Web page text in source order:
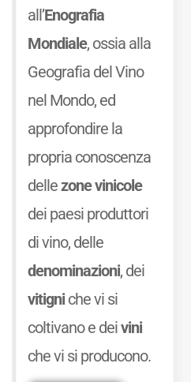
all’Enografia
Mondiale, ossia alla
Geografia del Vino
nel Mondo, ed
approfondire la
propria conoscenza
dellezone vinicole
dei paesi produttori
di vino, delle
denominazioni, dei
vitigniche vi si
coltivano e deivini
che vi si producono.